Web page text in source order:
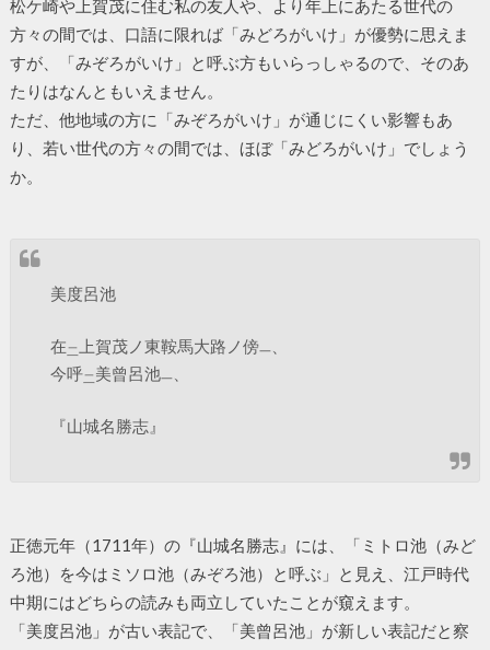
松ケ崎や上賀茂に住む私の友人や、より年上にあたる世代の
方々の間では、口語に限れば「みどろがいけ」が優勢に思えま
すが、「みぞろがいけ」と呼ぶ方もいらっしゃるので、そのあ
たりはなんともいえません。
ただ、他地域の方に「みぞろがいけ」が通じにくい影響もあ
り、若い世代の方々の間では、ほぼ「みどろがいけ」でしょう
か。
美度呂池
在二 上賀茂ノ東鞍馬大路ノ傍一
今呼二美曾呂池一
『山城名勝志』
正徳元年（1711年）の『山城名勝志』には、「ミトロ池（みど
ろ池）を今はミソロ池（みぞろ池）と呼ぶ」と見え、江戸時代
中期にはどちらの読みも両立していたことが窺えます。
「美度呂池」が古い表記で、「美曾呂池」が新しい表記だと察